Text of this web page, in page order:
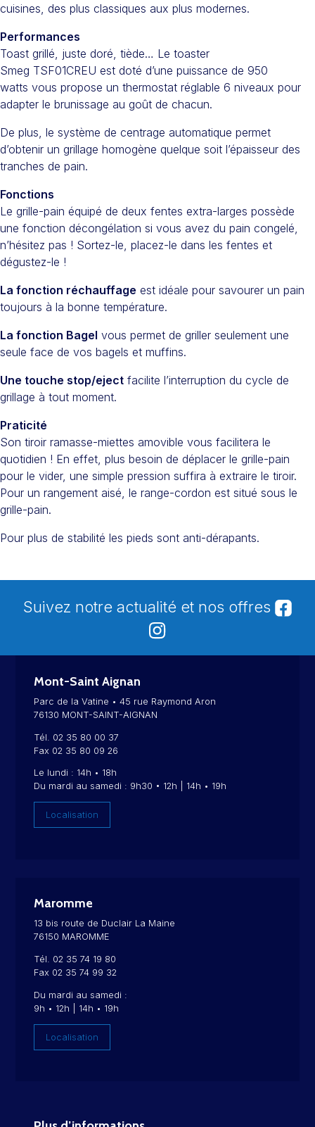
cuisines, des plus classiques aux plus modernes.
Performances
Toast grillé, juste doré, tiède… Le toaster
Smeg TSF01CREU est doté d’une puissance de 950
watts vous propose un thermostat réglable 6 niveaux pour
adapter le brunissage au goût de chacun.
De plus, le système de centrage automatique permet
d’obtenir un grillage homogène quelque soit l’épaisseur des
tranches de pain.
Fonctions
Le grille-pain équipé de deux fentes extra-larges possède
une fonction décongélation si vous avez du pain congelé,
n’hésitez pas ! Sortez-le, placez-le dans les fentes et
dégustez-le !
La fonction réchauffage est idéale pour savourer un pain
toujours à la bonne température.
La fonction Bagel vous permet de griller seulement une
seule face de vos bagels et muffins.
Une touche stop/eject facilite l’interruption du cycle de
grillage à tout moment.
Praticité
Son tiroir ramasse-miettes amovible vous facilitera le
quotidien ! En effet, plus besoin de déplacer le grille-pain
pour le vider, une simple pression suffira à extraire le tiroir.
Pour un rangement aisé, le range-cordon est situé sous le
grille-pain.
Pour plus de stabilité les pieds sont anti-dérapants.
Suivez notre actualité et nos offres
Mont-Saint Aignan
Parc de la Vatine • 45 rue Raymond Aron
76130 MONT-SAINT-AIGNAN
Tél. 02 35 80 00 37
Fax 02 35 80 09 26
Le lundi : 14h • 18h
Du mardi au samedi : 9h30 • 12h | 14h • 19h
Localisation
Maromme
13 bis route de Duclair La Maine
76150 MAROMME
Tél. 02 35 74 19 80
Fax 02 35 74 99 32
Du mardi au samedi :
9h • 12h | 14h • 19h
Localisation